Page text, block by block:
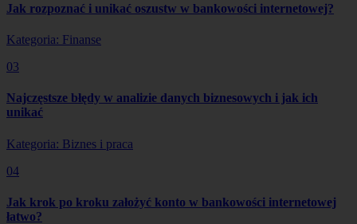
Jak rozpoznać i unikać oszustw w bankowości internetowej?
Kategoria: Finanse
03
Najczęstsze błędy w analizie danych biznesowych i jak ich
unikać
Kategoria: Biznes i praca
04
Jak krok po kroku założyć konto w bankowości internetowej
łatwo?